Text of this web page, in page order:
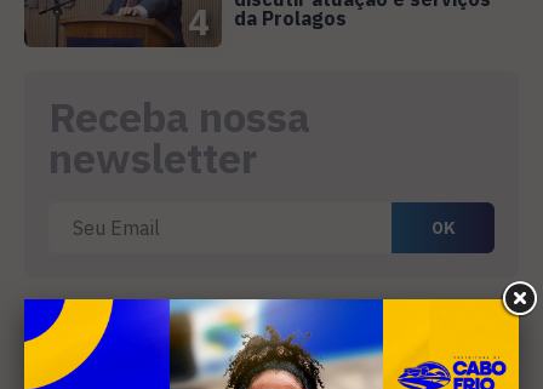
4
da Prolagos
Receba nossa
newsletter